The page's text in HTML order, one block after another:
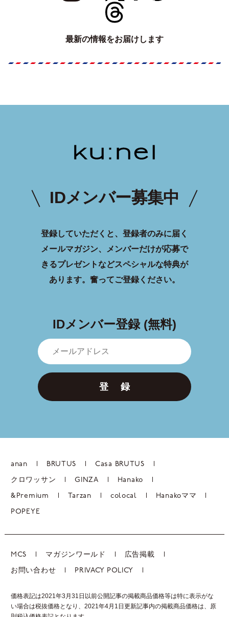
最新の情報をお届けします
IDメンバー募集中
登録していただくと、登録者のみに届く
メールマガジン、メンバーだけが応募で
きるプレゼントなどスペシャルな特典が
あります。 奮ってご登録ください。
IDメンバー登録 (無料)
登 録
anan BRUTUS Casa BRUTUS
クロワッサン GINZA Hanako
&Premium Tarzan colocal Hanakoママ
POPEYE
MCS マガジンワールド 広告掲載
お問い合わせ PRIVACY POLICY
価格表記は2021年3月31日以前公開記事の掲載商品価格等は特に表示がな
い場合は税抜価格となり、2021年4月1日更新記事内の掲載商品価格は、 原